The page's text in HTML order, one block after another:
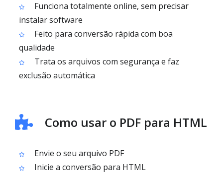
Funciona totalmente online, sem precisar
instalar software
Feito para conversão rápida com boa
qualidade
Trata os arquivos com segurança e faz
exclusão automática
Como usar o PDF para HTML
Envie o seu arquivo PDF
Inicie a conversão para HTML